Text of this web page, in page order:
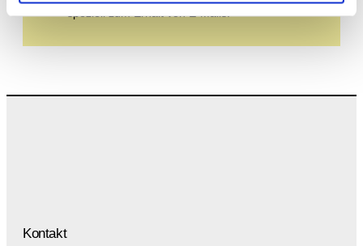
Kontakt